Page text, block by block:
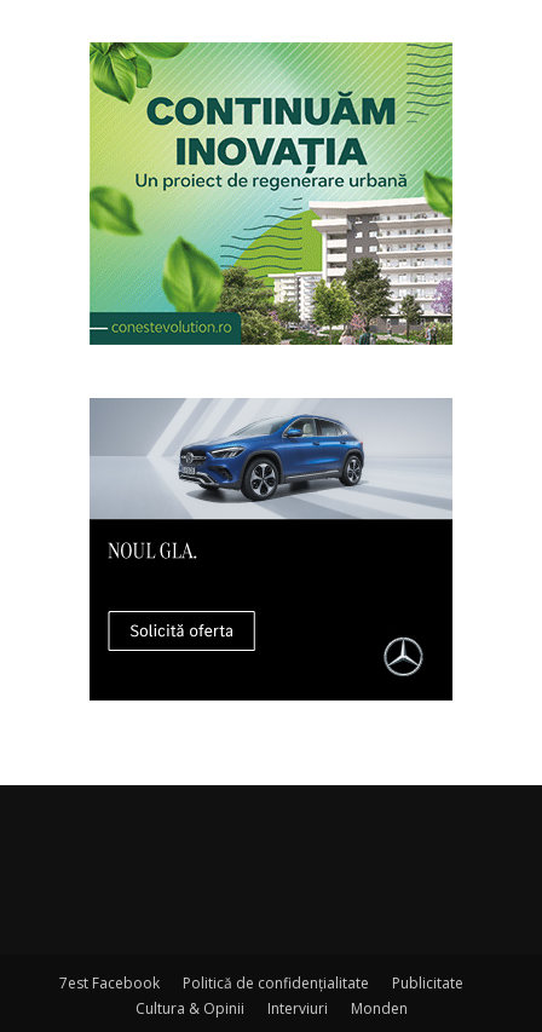
7est Facebook Politică de confidențialitate
Publicitate
Cultura & Opinii
Interviuri Monden